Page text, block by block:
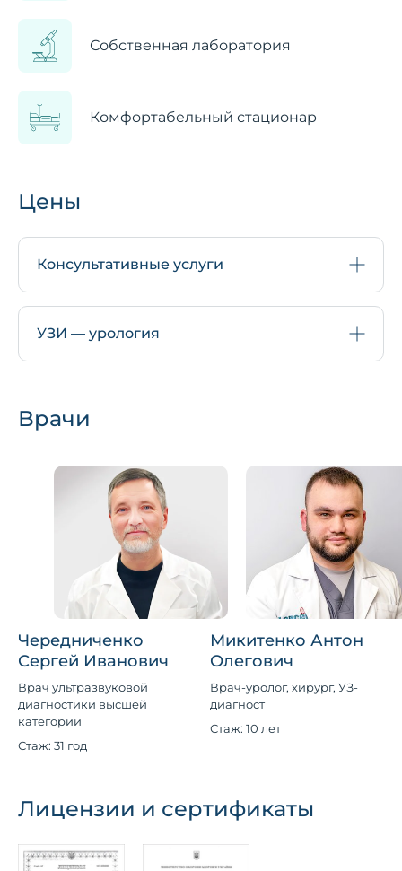
Собственная лаборатория
Комфортабельный стационар
Цены
Консультативные услуги
УЗИ — урология
Врачи
Чередниченко
Сергей Иванович
Врач ультразвуковой
диагностики высшей
категории
Стаж: 31 год
Микитенко Антон
Олегович
Врач-уролог, хирург, УЗ-
диагност
Стаж: 10 лет
Лицензии и сертификаты